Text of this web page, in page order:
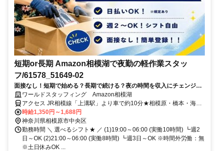
短期or長期 Amazon相模湖で夜勤の軽作業スタッ
フ/61578_51649-02
面接なし！短期で始める？長期で続ける？夜の時間を収入にチェンジ！
最大時給1,688円×週2日～OK♪
ワールドスタッフィング Amazon相模湖
アクセス JR相模線「上溝駅」より車で約10分★相模原・橋本・海老
名駅～無料送迎あり！
時給1,350円～1,688円
神奈川県相模原市中央区
勤務時間 ＼ 選べるシフト★ ／ (1)19:00～06:00 (実働10時間) ┗週2
日～OK (2)21:00～06:00 (実働8時間) ┗週3日～OK ※時間外労働：無
※土日休みOK ...